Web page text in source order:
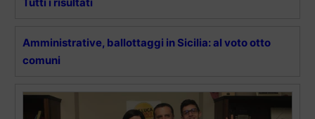
Tutti i risultati
Amministrative, ballottaggi in Sicilia: al voto otto
comuni